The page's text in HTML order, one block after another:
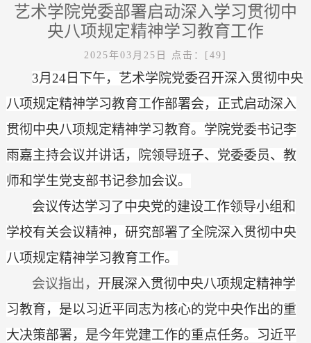
艺术学院党委部署启动深入学习贯彻中
央八项规定精神学习教育工作
2025年03月25日 点击：[ 49]
3月24日下午，艺术学院党委召开深入贯彻中央
八项规定精神学习教育工作部署会，正式启动深入
贯彻中央八项规定精神学习教育。学院党委书记李
雨嘉主持会议并讲话，院领导班子、党委委员、教
师和学生党支部书记参加会议。
会议传达学习了中央党的建设工作领导小组和
学校有关会议精神，研究部署了全院深入贯彻中央
八项规定精神学习教育工作。
会议指出， 开展深入贯彻中央八项规定精神学
习教育，是以习近平同志为核心的党中央作出的重
大决策部署，是今年党建工作的重点任务。习近平